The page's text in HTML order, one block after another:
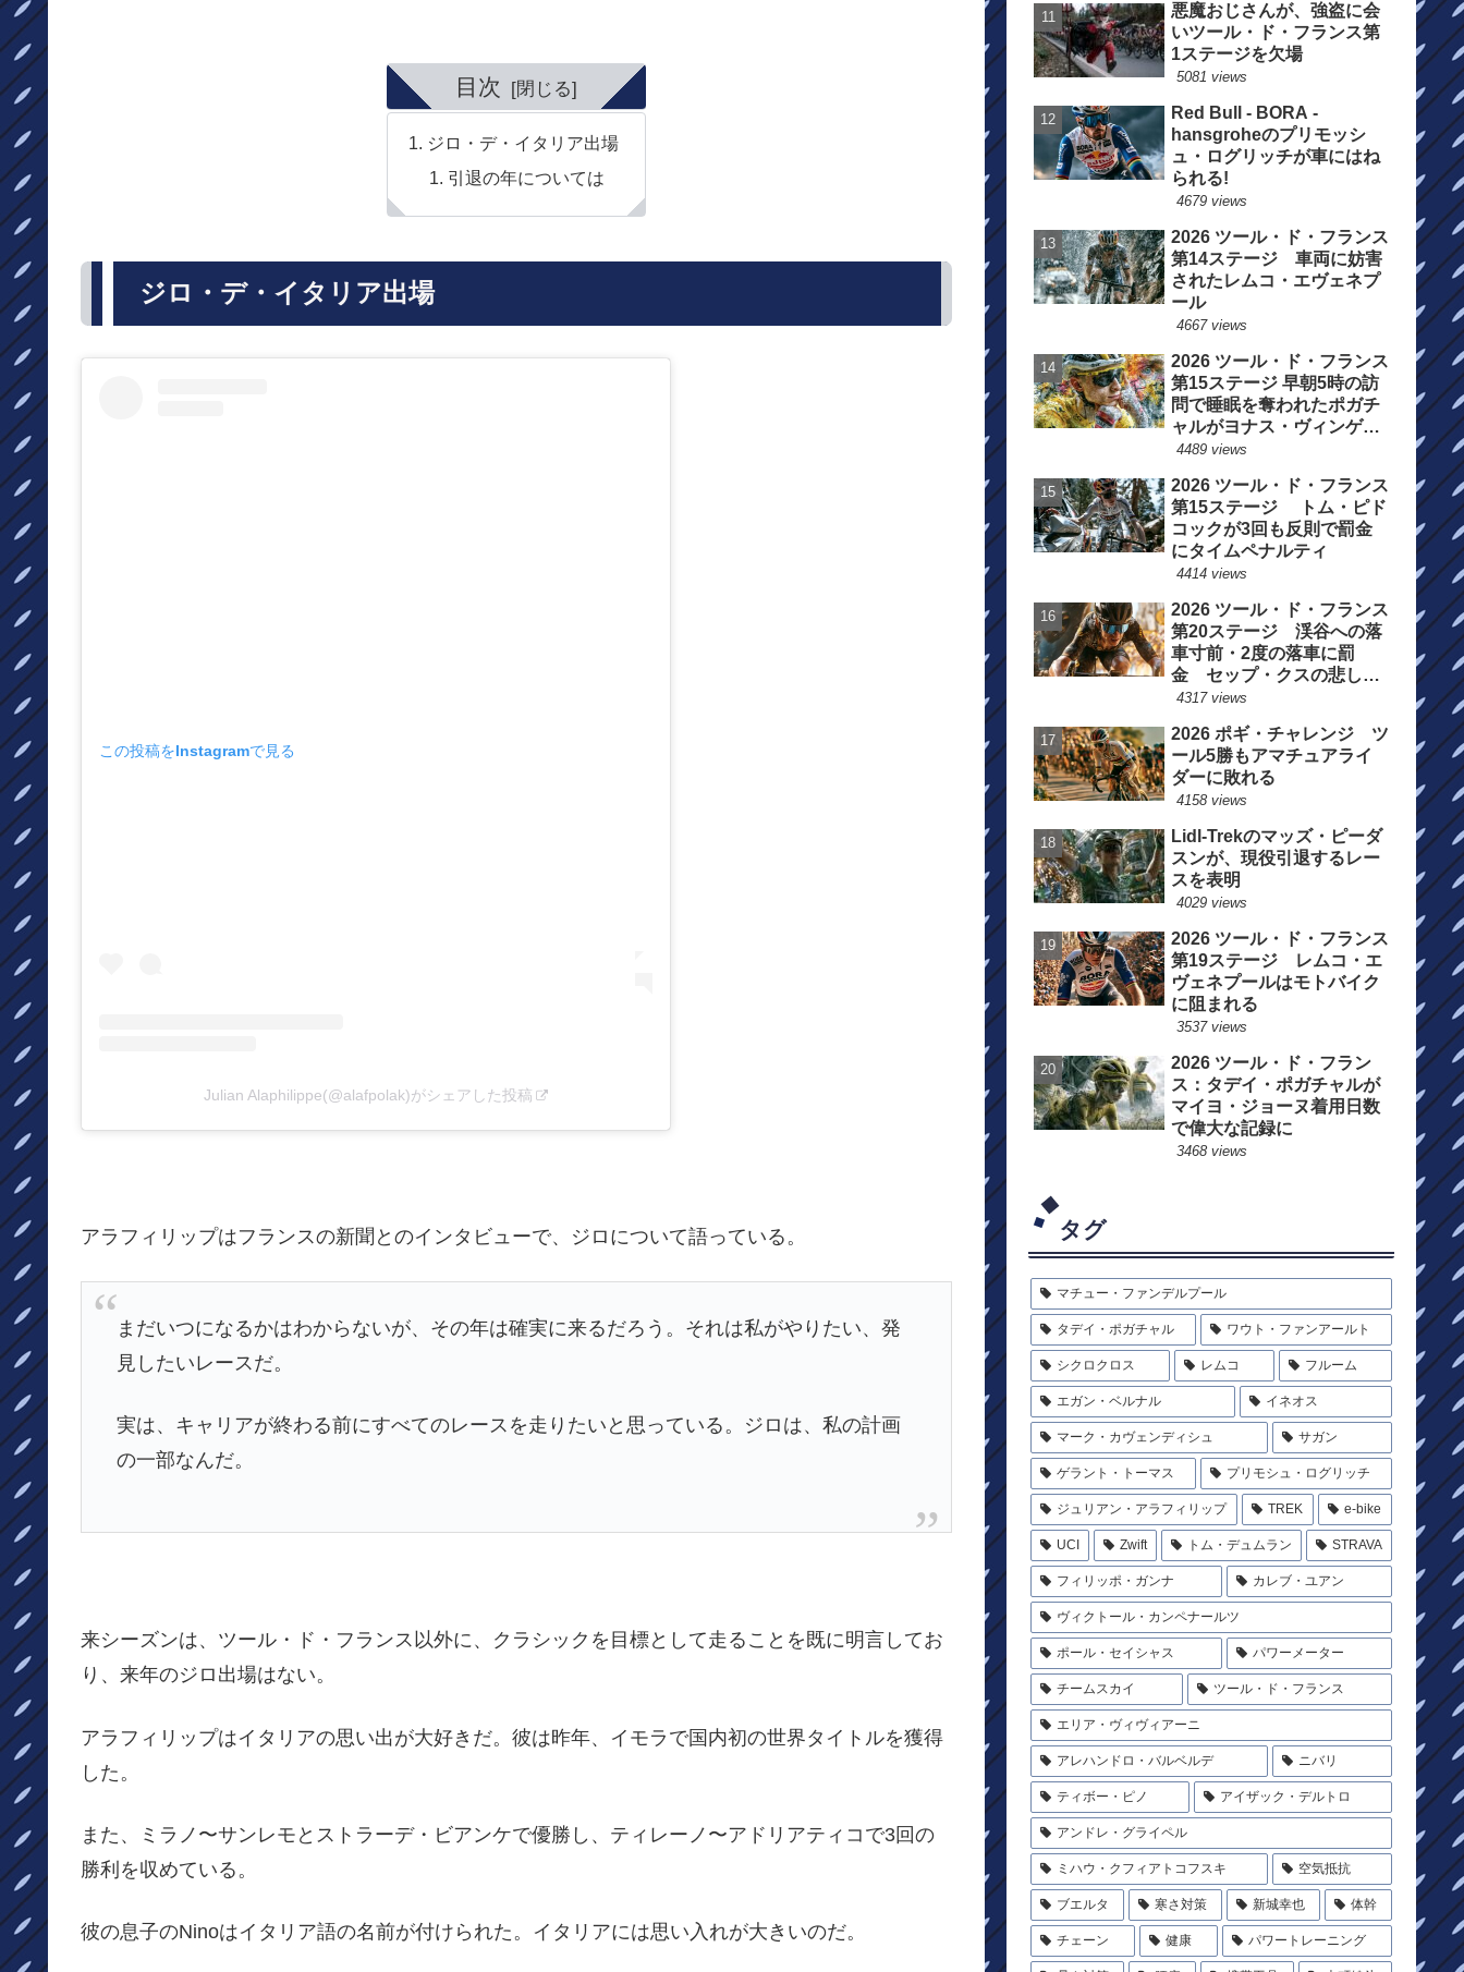
目次
ジロ・デ・イタリア出場
引退の年については
ジロ・デ・イタリア出場
この投稿をInstagramで見る
Julian Alaphilippe(@alafpolak)がシェアした投稿
アラフィリップはフランスの新聞とのインタビューで、ジロについて語っている。
まだいつになるかはわからないが、その年は確実に来るだろう。それは私がやりたい、発
見したいレースだ。
実は、キャリアが終わる前にすべてのレースを走りたいと思っている。ジロは、私の計画
の一部なんだ。
来シーズンは、ツール・ド・フランス以外に、クラシックを目標として走ることを既に明言してお
り、来年のジロ出場はない。
アラフィリップはイタリアの思い出が大好きだ。彼は昨年、イモラで国内初の世界タイトルを獲得
した。
また、ミラノ〜サンレモとストラーデ・ビアンケで優勝し、ティレーノ〜アドリアティコで3回の
勝利を収めている。
彼の息子のNinoはイタリア語の名前が付けられた。イタリアには思い入れが大きいのだ。
悪魔おじさんが、強盗に会
いツール・ド・フランス第
1ステージを欠場
5081 views
Red Bull - BORA -
hansgroheのプリモッシ
ュ・ログリッチが車にはね
られる!
4679 views
2026 ツール・ド・フランス
第14ステージ 車両に妨害
されたレムコ・エヴェネプ
ール
4667 views
2026 ツール・ド・フランス
第15ステージ 早朝5時の訪
問で睡眠を奪われたポガチ
ャルがヨナス・ヴィンゲゴ
ーの離脱を惜しむ
4489 views
2026 ツール・ド・フランス
第15ステージ トム・ピド
コックが3回も反則で罰金
にタイムペナルティ
4414 views
2026 ツール・ド・フランス
第20ステージ 渓谷への落
車寸前・2度の落車に罰
金 セップ・クスの悲しい
一日
4317 views
2026 ポギ・チャレンジ ツ
ール5勝もアマチュアライ
ダーに敗れる
4158 views
Lidl-Trekのマッズ・ピーダ
スンが、現役引退するレー
スを表明
4029 views
2026 ツール・ド・フランス
第19ステージ レムコ・エ
ヴェネプールはモトバイク
に阻まれる
3537 views
2026 ツール・ド・フラン
ス：タデイ・ポガチャルが
マイヨ・ジョーヌ着用日数
で偉大な記録に
3468 views
タグ
マチュー・ファンデルプール
タデイ・ポガチャル ワウト・ファンアールト
シクロクロス レムコ フルーム
エガン・ベルナル イネオス
マーク・カヴェンディシュ サガン
ゲラント・トーマス プリモシュ・ログリッチ
ジュリアン・アラフィリップ TREK e-bike
UCI Zwift トム・デュムラン STRAVA
フィリッポ・ガンナ カレブ・ユアン
ヴィクトール・カンペナールツ
ポール・セイシャス パワーメーター
チームスカイ ツール・ド・フランス
エリア・ヴィヴィアーニ
アレハンドロ・バルベルデ ニバリ
ティボー・ピノ アイザック・デルトロ
アンドレ・グライペル
ミハウ・クフィアトコフスキ 空気抵抗
ブエルタ 寒さ対策 新城幸也 体幹
チェーン 健康 パワートレーニング